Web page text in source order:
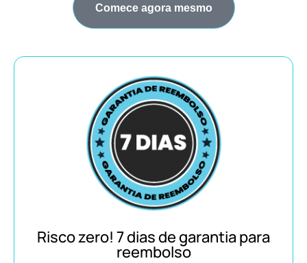
Comece agora mesmo
Risco zero! 7 dias de garantia para
reembolso